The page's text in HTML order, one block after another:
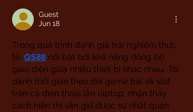
Guest
Jun 18
Trong quá trình đánh giá trải nghiệm thực
tế, QS88 nổi bật bởi khả năng đồng bộ
giao diện giữa nhiều thiết bị khác nhau. Tôi
dành thời gian theo dõi game bài và slot
trên cả điện thoại lẫn laptop, nhận thấy
cách hiển thị vẫn giữ được sự nhất quán